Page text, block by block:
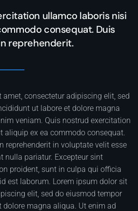
ullamco laboris nisi
consequat. Duis
reprehenderit.
consectetur adipiscing elit, sed
ut labore et dolore magna
veniam. Quis nostrud exercitation
aliquip ex ea commodo consequat.
reprehenderit in voluptate velit esse
nulla pariatur. Excepteur sint
proident, sunt in culpa qui officia
est laborum. Lorem ipsum dolor sit
elit, sed do eiusmod tempor
dolore magna aliqua. Ut enim ad